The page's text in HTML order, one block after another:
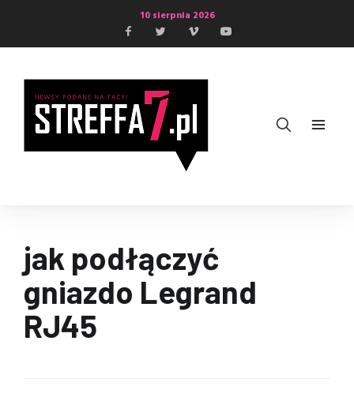
10 sierpnia 2026
jak podłączyć
gniazdo Legrand
RJ45